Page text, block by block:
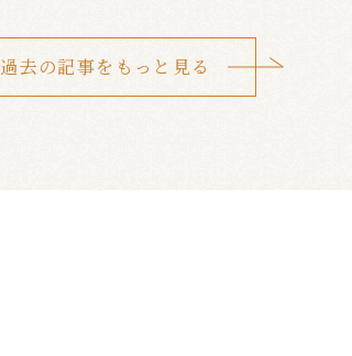
過去の記事をもっと見る